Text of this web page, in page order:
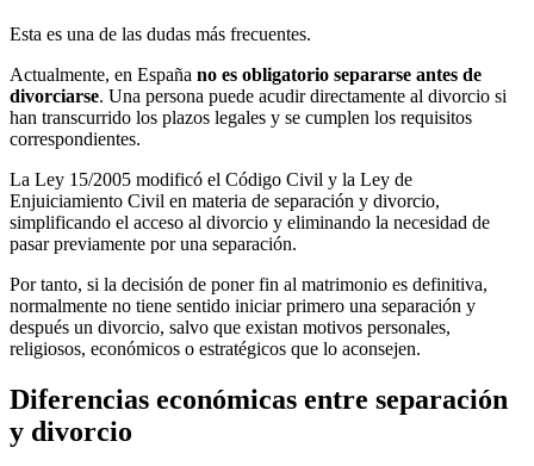
Esta es una de las dudas más frecuentes.
Actualmente, en España no es obligatorio separarse antes de
divorciarse. Una persona puede acudir directamente al divorcio si
han transcurrido los plazos legales y se cumplen los requisitos
correspondientes.
La Ley 15/2005 modificó el Código Civil y la Ley de
Enjuiciamiento Civil en materia de separación y divorcio,
simplificando el acceso al divorcio y eliminando la necesidad de
pasar previamente por una separación.
Por tanto, si la decisión de poner fin al matrimonio es definitiva,
normalmente no tiene sentido iniciar primero una separación y
después un divorcio, salvo que existan motivos personales,
religiosos, económicos o estratégicos que lo aconsejen.
Diferencias económicas entre separación
y divorcio